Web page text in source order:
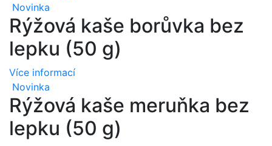
Novinka
Rýžová kaše borůvka bez
lepku (50 g)
Více informací
Novinka
Rýžová kaše meruňka bez
lepku (50 g)